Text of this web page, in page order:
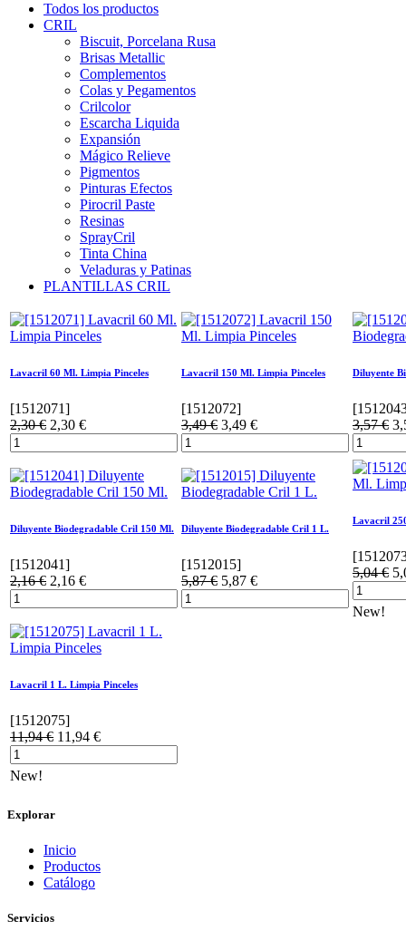
Todos los productos
CRIL
Biscuit, Porcelana Rusa
Brisas Metallic
Complementos
Colas y Pegamentos
Crilcolor
Escarcha Liquida
Expansión
Mágico Relieve
Pigmentos
Pinturas Efectos
Pirocril Paste
Resinas
SprayCril
Tinta China
Veladuras y Patinas
PLANTILLAS CRIL
Lavacril 60 Ml. Limpia Pinceles
[1512071]
2,30€ 2,30 €
Lavacril 150 Ml. Limpia Pinceles
[1512072]
3,49€ 3,49 €
Diluyente
[
3,57€
Diluyente Biodegradable Cril 150 Ml.
[1512041]
2,16€ 2,16 €
Diluyente Biodegradable Cril 1 L.
[1512015]
5,87€ 5,87 €
Lavacril
[
5,04€
New!
Lavacril 1 L. Limpia Pinceles
[1512075]
11,94€ 11,94 €
New!
Explorar
Inicio
Productos
Catálogo
Servicios